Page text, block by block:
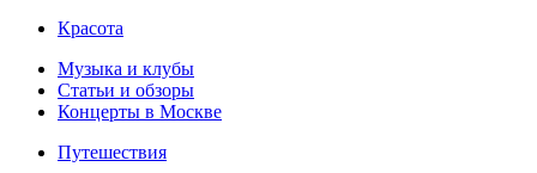
Красота
Музыка и клубы
Статьи и обзоры
Концерты в Москве
Путешествия